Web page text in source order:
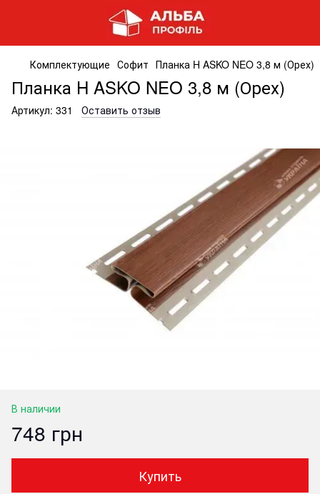
Комплектующие Софит Планка H ASKO NEO 3,8 м (Орех)
Планка H ASKO NEO 3,8 м (Орех)
Артикул: 331 Оставить отзыв
В наличии
748 грн
Купить